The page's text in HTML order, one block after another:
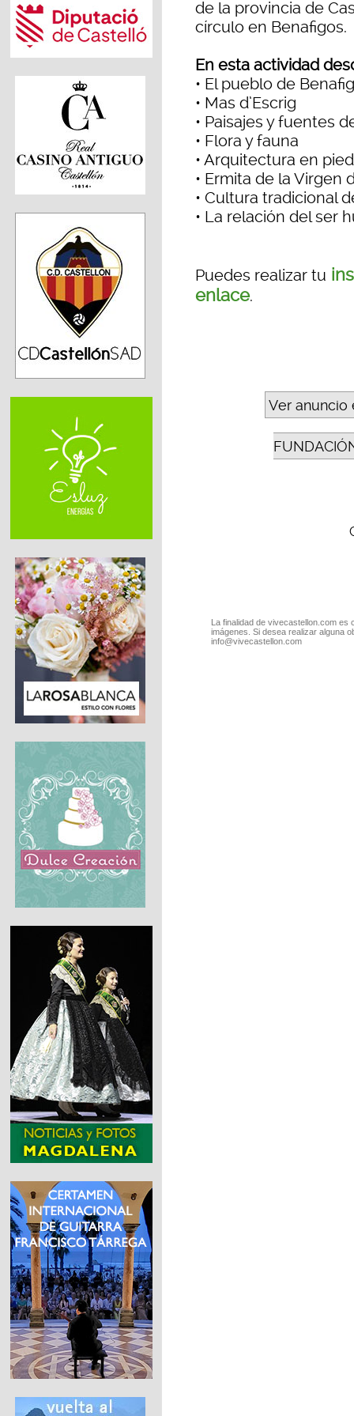
de la provincia de
círculo en Benafigos.
En esta actividad
• El pueblo de
• Mas d’Escrig
• Paisajes y fuentes
• Flora y fauna
• Arquitectura en
• Ermita de la Virgen
• Cultura tradicional
• La relación del ser
Puedes realizar tu
enlace.
Ver anuncio
La finalidad de vivecastellon.com
imágenes. Si desea realizar alguna
info@vivecastellon.com